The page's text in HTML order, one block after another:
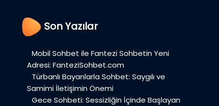
Son Yazılar
Mobil Sohbet ile Fantezi Sohbetin Yeni
Adresi: FanteziSohbet.com
Türbanlı Bayanlarla Sohbet: Saygılı ve
Samimi İletişimin Önemi
Gece Sohbeti: Sessizliğin İçinde Başlayan